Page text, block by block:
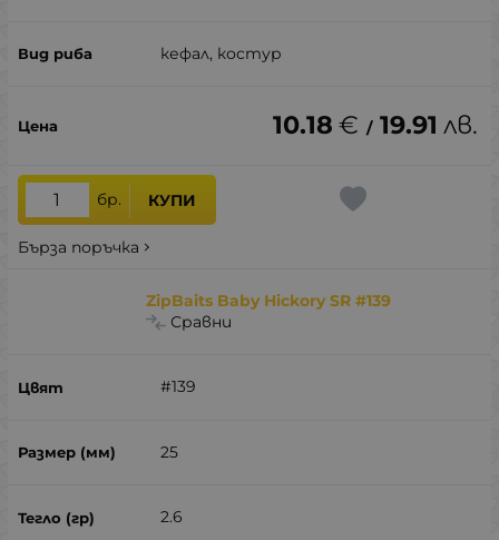
кефал, костур
10.18 € / 19.91 лв.
бр. КУПИ
Бърза поръчка
ZipBaits Baby Hickory SR #139
Сравни
#139
25
2.6